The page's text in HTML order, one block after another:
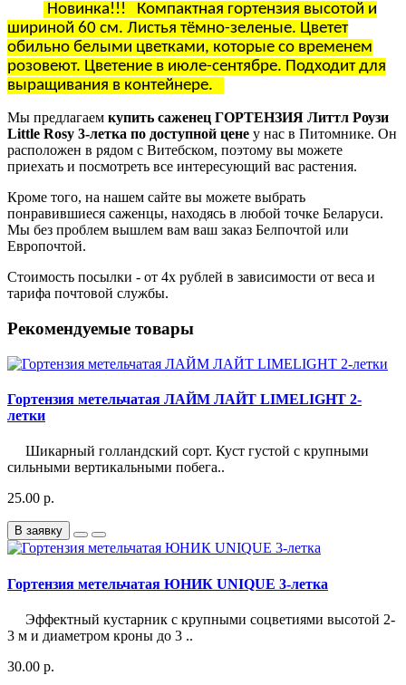
Новинка!!! Компактная гортензия высотой и
шириной 60 см. Листья тёмно-зеленые. Цветет
обильно белыми цветками, которые со временем
розовеют. Цветение в июле-сентябре. Подходит для
выращивания в контейнере.
Мы предлагаем купить саженец ГОРТЕНЗИЯ Литтл Роузи
Little Rosy 3-летка по доступной цене у нас в Питомнике. Он
расположен в рядом с Витебском, поэтому вы можете
приехать и посмотреть все интересующий вас растения.
Кроме того, на нашем сайте вы можете выбрать
понравившиеся саженцы, находясь в любой точке Беларуси.
Мы без проблем вышлем вам ваш заказ Белпочтой или
Европочтой.
Стоимость посылки - от 4х рублей в зависимости от веса и
тарифа почтовой службы.
Рекомендуемые товары
Гортензия метельчатая ЛАЙМ ЛАЙТ LIMELIGHT 2-
летки
Шикарный голландский сорт. Куст густой с крупными
сильными вертикальными побега..
25.00 р.
В заявку
Гортензия метельчатая ЮНИК UNIQUE 3-летка
Эффектный кустарник с крупными соцветиями высотой 2-
3 м и диаметром кроны до 3 ..
30.00 р.